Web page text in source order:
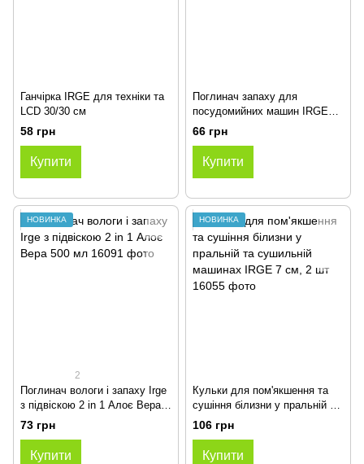
Ганчірка IRGE для техніки та
LCD 30/30 см
58 грн
Купити
Поглинач запаху для
посудомийних машин IRGE
Зелена яблоко 35 г
66 грн
Купити
НОВИНКА
2
Поглинач вологи і запаху Irge
з підвіскою 2 in 1 Алоє Вера
500 мл
73 грн
Купити
НОВИНКА
Кульки для пом'якшення та
сушіння білизни у пральній та
сушильній машинах IRGE 7
см, 2 шт
106 грн
Купити